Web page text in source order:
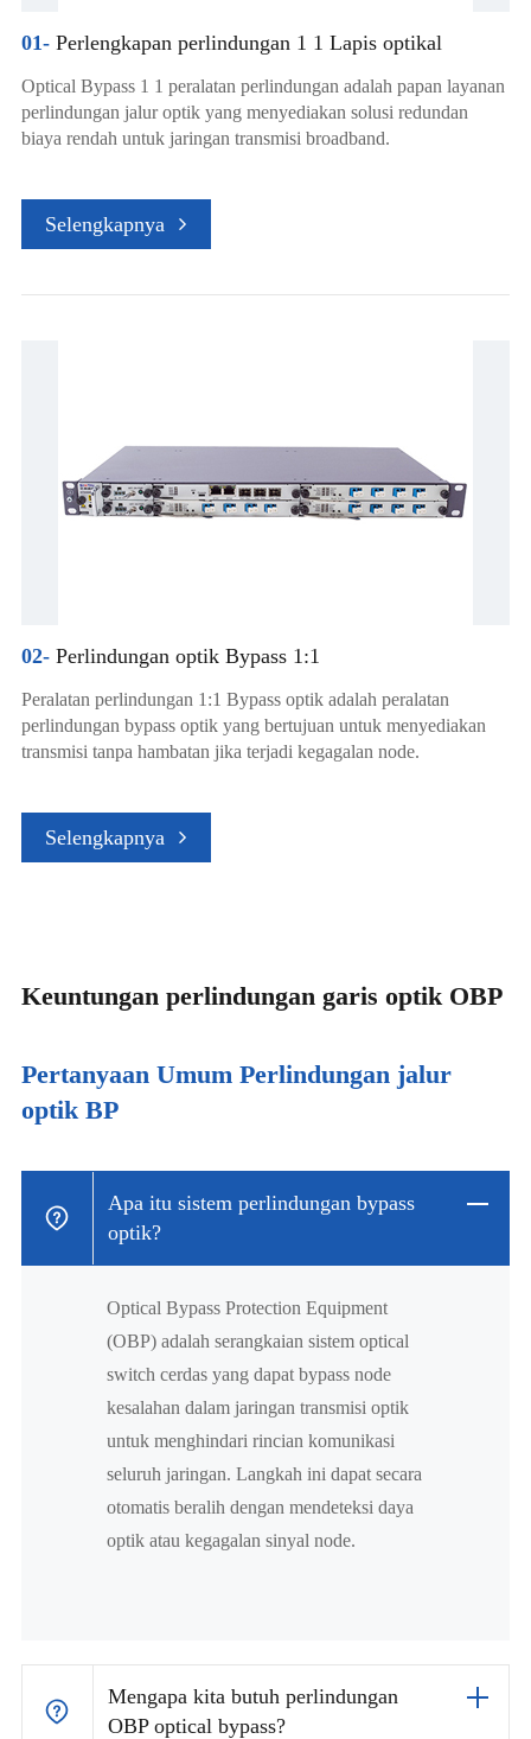
01-Perlengkapan perlindungan 1 1 Lapis optikal
Optical Bypass 1 1 peralatan perlindungan adalah papan layanan
perlindungan jalur optik yang menyediakan solusi redundan
biaya rendah untuk jaringan transmisi broadband.
Selengkapnya
02-Perlindungan optik Bypass 1:1
Peralatan perlindungan 1:1 Bypass optik adalah peralatan
perlindungan bypass optik yang bertujuan untuk menyediakan
transmisi tanpa hambatan jika terjadi kegagalan node.
Selengkapnya
Keuntungan perlindungan garis optik OBP
Pertanyaan Umum Perlindungan jalur
optik BP
Apa itu sistem perlindungan bypass
optik?
Optical Bypass Protection Equipment
(OBP) adalah serangkaian sistem optical
switch cerdas yang dapat bypass node
kesalahan dalam jaringan transmisi optik
untuk menghindari rincian komunikasi
seluruh jaringan. Langkah ini dapat secara
otomatis beralih dengan mendeteksi daya
optik atau kegagalan sinyal node.
Mengapa kita butuh perlindungan
OBP optical bypass?